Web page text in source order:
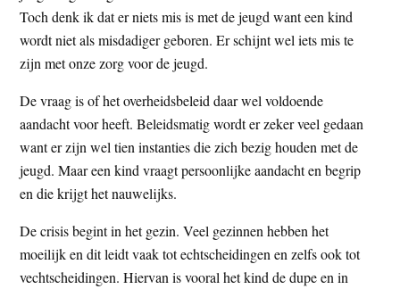
t
e
e
s
i
e
Toch denk ik dat er niets mis is met de jeugd want een kind
wordt niet als misdadiger geboren. Er schijnt wel iets mis te
zijn met onze zorg voor de jeugd.
De vraag is of het overheidsbeleid daar wel voldoende
aandacht voor heeft. Beleidsmatig wordt er zeker veel gedaan
want er zijn wel tien instanties die zich bezig houden met de
jeugd. Maar een kind vraagt persoonlijke aandacht en begrip
en die krijgt het nauwelijks.
De crisis begint in het gezin. Veel gezinnen hebben het
moeilijk en dit leidt vaak tot echtscheidingen en zelfs ook tot
vechtscheidingen. Hiervan is vooral het kind de dupe en in